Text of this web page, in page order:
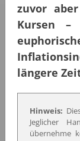
zuvor
Kursen
längere
Hinweis:
Jeglicher
übernehme